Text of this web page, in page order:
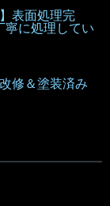
表面処理完
寧に処理してい
修＆塗装済み